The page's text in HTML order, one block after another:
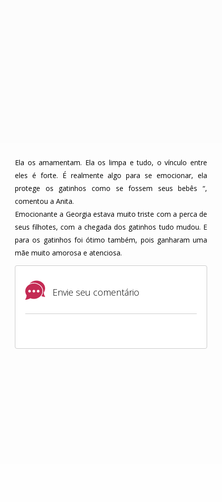
Ela os amamentam. Ela os limpa e tudo, o vínculo entre
eles é forte. É realmente algo para se emocionar, ela
protege os gatinhos como se fossem seus bebês “,
comentou a Anita.
Emocionante a Georgia estava muito triste com a perca de
seus filhotes, com a chegada dos gatinhos tudo mudou. E
para os gatinhos foi ótimo também, pois ganharam uma
mãe muito amorosa e atenciosa.
Envie seu comentário